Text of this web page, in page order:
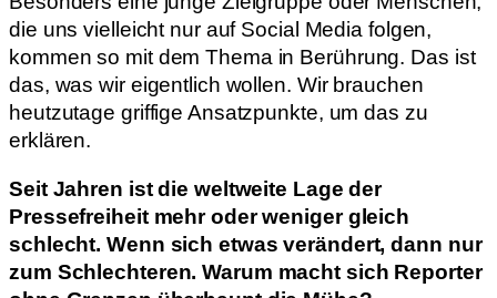
die uns vielleicht nur auf Social Media folgen,
kommen so mit dem Thema in Berührung. Das ist
das, was wir eigentlich wollen. Wir brauchen
heutzutage griffige Ansatzpunkte, um das zu
erklären.
Seit Jahren ist die weltweite Lage der
Pressefreiheit mehr oder weniger gleich
schlecht. Wenn sich etwas verändert, dann nur
zum Schlechteren. Warum macht sich Reporter